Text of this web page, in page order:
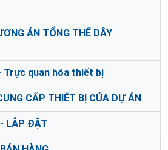
ÁN TỔNG THỂ DÂY
Trực quan hóa thiết bị
CẤP THIẾT BỊ CỦA DỰ ÁN
- LẮP ĐẶT